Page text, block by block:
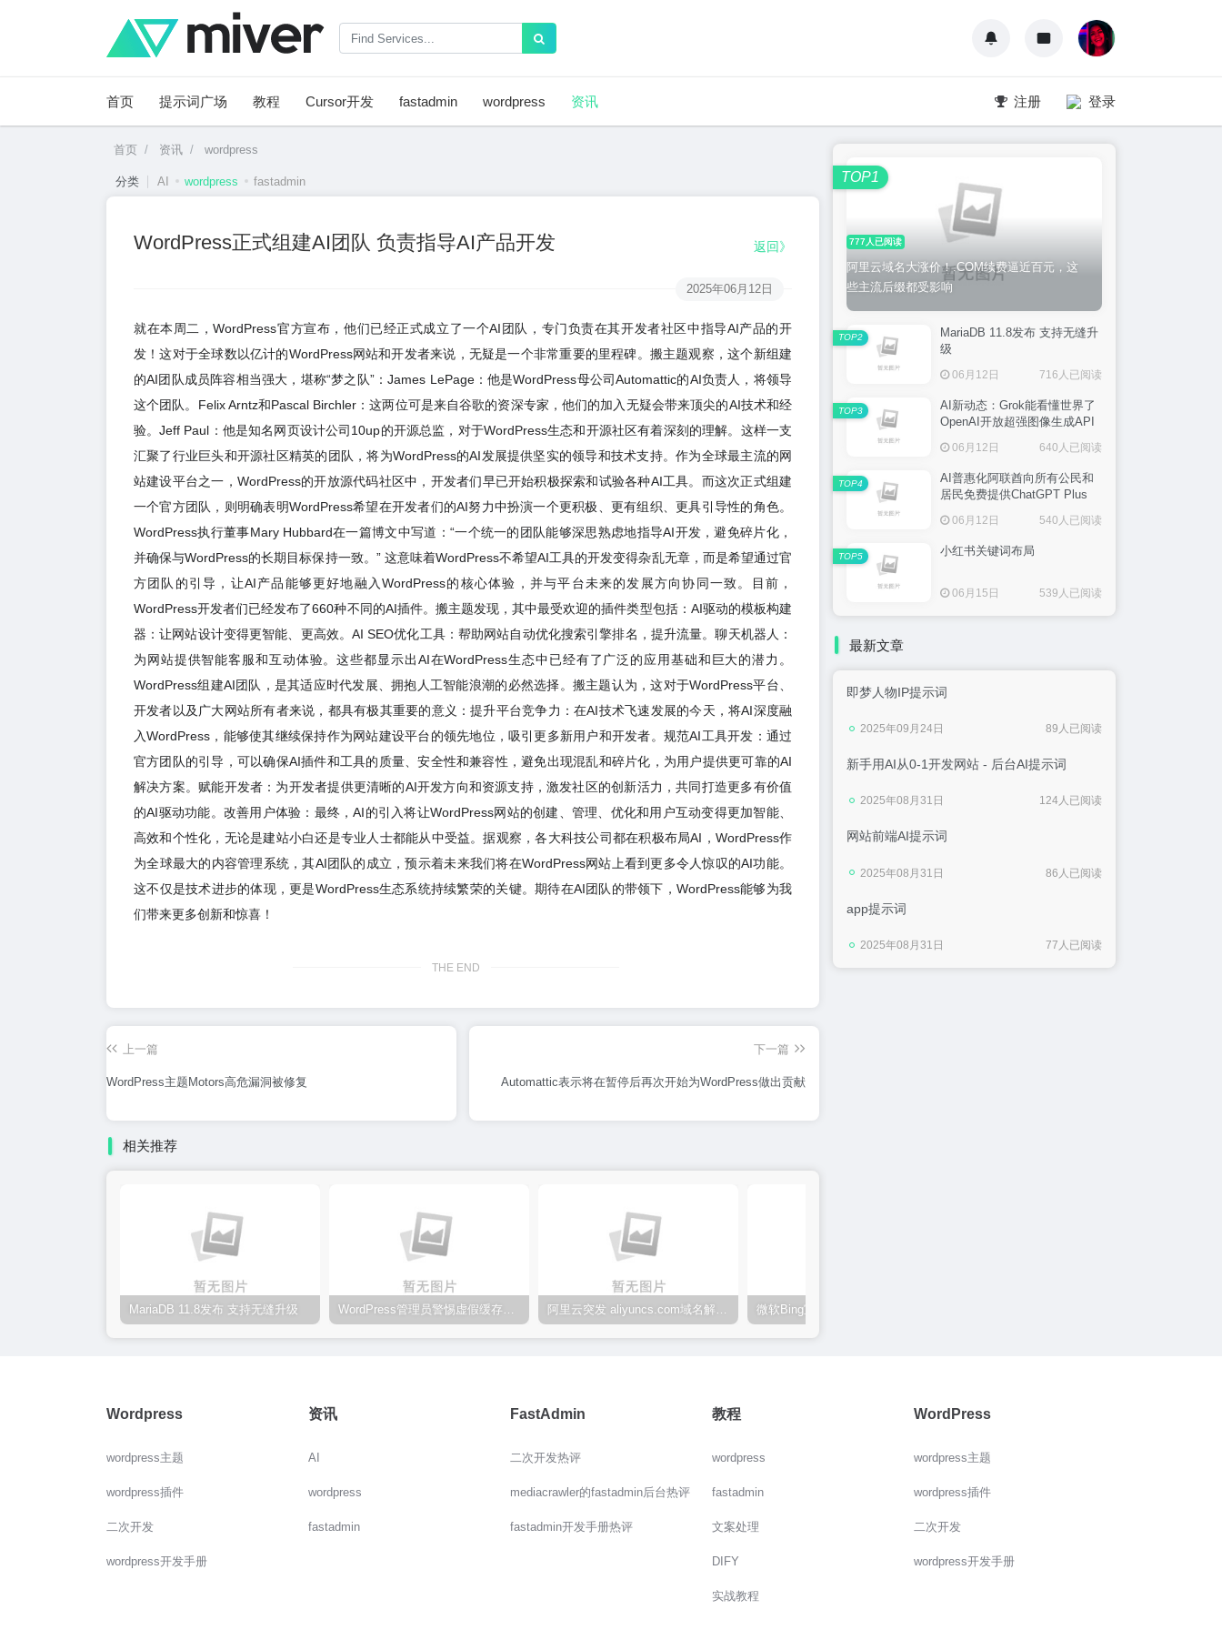
首页 提示词广场 教程 Cursor开发 fastadmin wordpress 资讯 注册 登录
首页 资讯 wordpress
分类 AI wordpress fastadmin
返回》
WordPress正式组建AI团队 负责指导AI产品开发
2025年06月12日
就在本周二，WordPress官方宣布，他们已经正式成立了一个AI团队，专门负责在其开发者社区中指导AI产品的开
发！这对于全球数以亿计的WordPress网站和开发者来说，无疑是一个非常重要的里程碑。搬主题观察，这个新组建
的AI团队成员阵容相当强大，堪称“梦之队”：James LePage：他是WordPress母公司Automattic的AI负责人，将领导
这个团队。Felix Arntz和Pascal Birchler：这两位可是来自谷歌的资深专家，他们的加入无疑会带来顶尖的AI技术和经
验。Jeff Paul：他是知名网页设计公司10up的开源总监，对于WordPress生态和开源社区有着深刻的理解。这样一支
汇聚了行业巨头和开源社区精英的团队，将为WordPress的AI发展提供坚实的领导和技术支持。作为全球最主流的网
站建设平台之一，WordPress的开放源代码社区中，开发者们早已开始积极探索和试验各种AI工具。而这次正式组建
一个官方团队，则明确表明WordPress希望在开发者们的AI努力中扮演一个更积极、更有组织、更具引导性的角色。
WordPress执行董事Mary Hubbard在一篇博文中写道：“一个统一的团队能够深思熟虑地指导AI开发，避免碎片化，
并确保与WordPress的长期目标保持一致。” 这意味着WordPress不希望AI工具的开发变得杂乱无章，而是希望通过官
方团队的引导，让AI产品能够更好地融入WordPress的核心体验，并与平台未来的发展方向协同一致。目前，
WordPress开发者们已经发布了660种不同的AI插件。搬主题发现，其中最受欢迎的插件类型包括：AI驱动的模板构建
器：让网站设计变得更智能、更高效。AI SEO优化工具：帮助网站自动优化搜索引擎排名，提升流量。聊天机器人：
为网站提供智能客服和互动体验。这些都显示出AI在WordPress生态中已经有了广泛的应用基础和巨大的潜力。
WordPress组建AI团队，是其适应时代发展、拥抱人工智能浪潮的必然选择。搬主题认为，这对于WordPress平台、
开发者以及广大网站所有者来说，都具有极其重要的意义：提升平台竞争力：在AI技术飞速发展的今天，将AI深度融
入WordPress，能够使其继续保持作为网站建设平台的领先地位，吸引更多新用户和开发者。规范AI工具开发：通过
官方团队的引导，可以确保AI插件和工具的质量、安全性和兼容性，避免出现混乱和碎片化，为用户提供更可靠的AI
解决方案。赋能开发者：为开发者提供更清晰的AI开发方向和资源支持，激发社区的创新活力，共同打造更多有价值
的AI驱动功能。改善用户体验：最终，AI的引入将让WordPress网站的创建、管理、优化和用户互动变得更加智能、
高效和个性化，无论是建站小白还是专业人士都能从中受益。据观察，各大科技公司都在积极布局AI，WordPress作
为全球最大的内容管理系统，其AI团队的成立，预示着未来我们将在WordPress网站上看到更多令人惊叹的AI功能。
这不仅是技术进步的体现，更是WordPress生态系统持续繁荣的关键。期待在AI团队的带领下，WordPress能够为我
们带来更多创新和惊喜！
THE END
上一篇
WordPress主题Motors高危漏洞被修复
下一篇
Automattic表示将在暂停后再次开始为WordPress做出贡献
相关推荐
MariaDB 11.8发布 支持无缝升级 WordPress管理员警惕虚假缓存插件窃取管理员凭证 阿里云突发 aliyuncs.com域名解析异常
777人已阅读
阿里云域名大涨价！.COM续费逼近百元，这
些主流后缀都受影响
TOP1
MariaDB 11.8发布 支持无缝升
级
06月12日 716人已阅读
TOP2
AI新动态：Grok能看懂世界了
OpenAI开放超强图像生成API
06月12日 640人已阅读
TOP3
AI普惠化阿联酋向所有公民和
居民免费提供ChatGPT Plus
06月12日 540人已阅读
TOP4
小红书关键词布局
06月15日 539人已阅读
TOP5
最新文章
即梦人物IP提示词
2025年09月24日 89人已阅读
新手用AI从0-1开发网站 - 后台AI提示词
2025年08月31日 124人已阅读
网站前端AI提示词
2025年08月31日 86人已阅读
app提示词
2025年08月31日 77人已阅读
Wordpress
wordpress主题
wordpress插件
二次开发
wordpress开发手册
资讯
AI
wordpress
fastadmin
FastAdmin
二次开发热评
mediacrawler的fastadmin后台热评
fastadmin开发手册热评
教程
wordpress
fastadmin
文案处理
DIFY
实战教程
WordPress
wordpress主题
wordpress插件
二次开发
wordpress开发手册